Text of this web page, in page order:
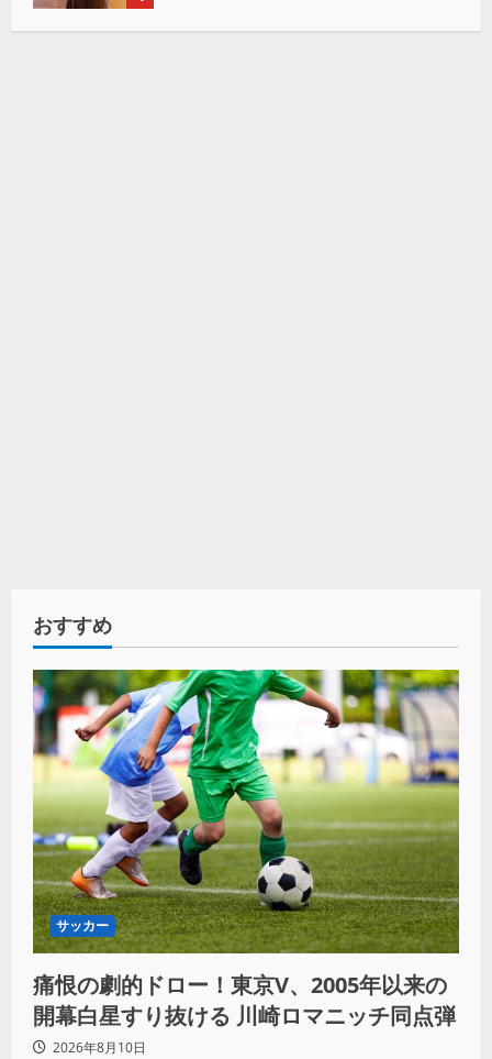
おすすめ
サッカー
痛恨の劇的ドロー！東京V、2005年以来の
開幕白星すり抜ける 川崎ロマニッチ同点弾
2026年8月10日